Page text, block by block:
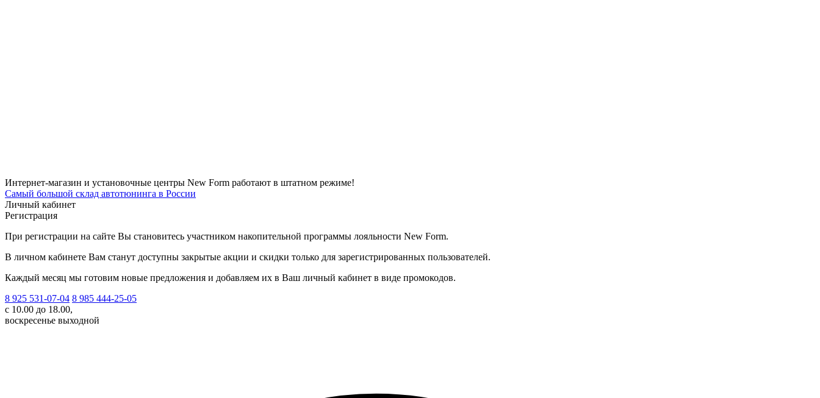
Интернет-магазин и установочные центры New Form работают в штатном режиме!
Самый большой склад автотюнинга в России
Личный кабинет
Регистрация
При регистрации на сайте Вы становитесь участником накопительной программы лояльности New Form.
В личном кабинете Вам станут доступны закрытые акции и скидки только для зарегистрированных пользователей.
Каждый месяц мы готовим новые предложения и добавляем их в Ваш личный кабинет в виде промокодов.
8 925 531-07-04 8 985 444-25-05
с 10.00 до 18.00,
воскресенье выходной